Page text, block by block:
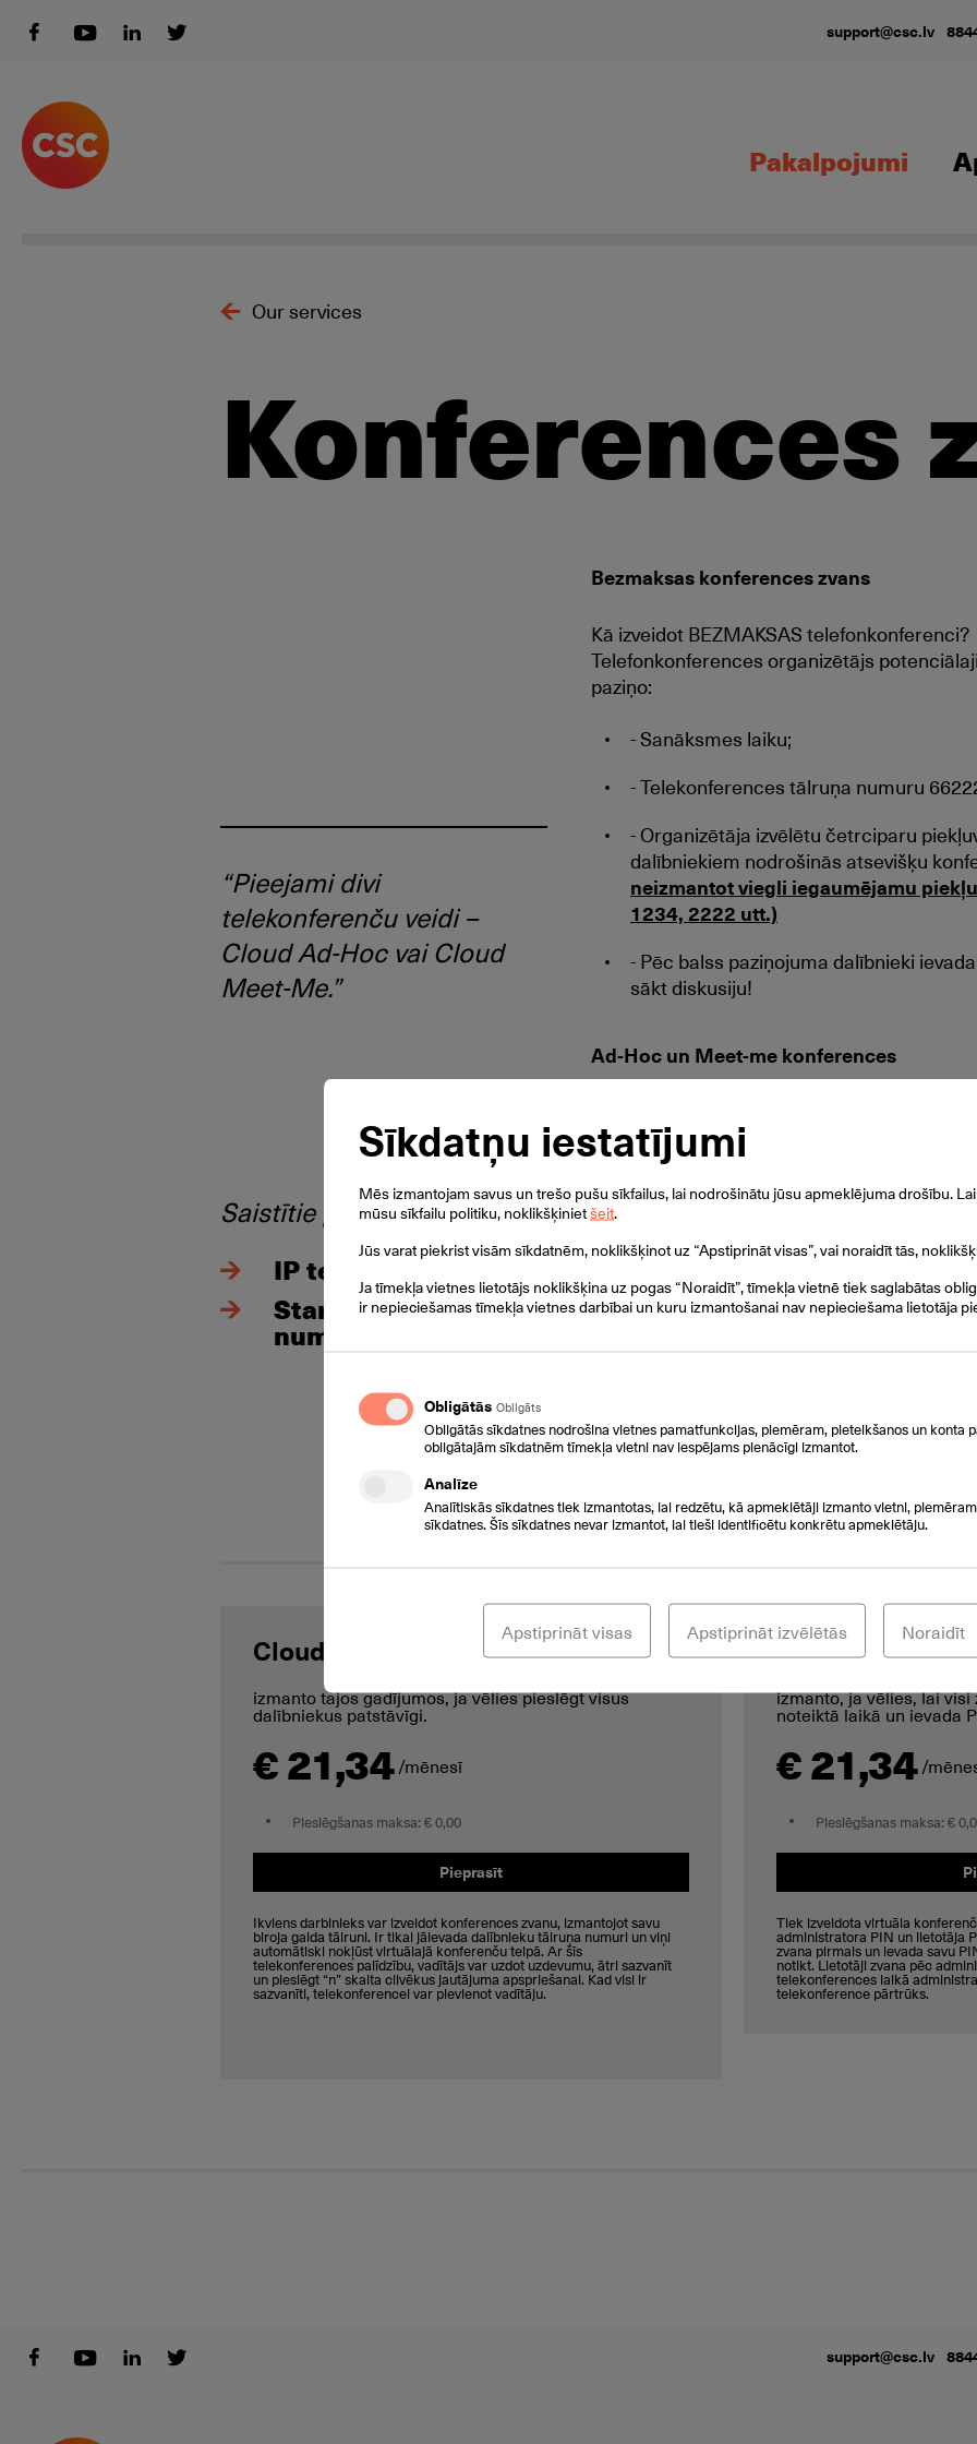
support@csc.lv
Pakalpojumi
Our services
Konferences
“Pieejami divi
telekonferenču veidi –
Cloud Ad-Hoc vai Cloud
Meet-Me.”
Saistītie pakalpojumi:
IP telefonija
Starptautiskie
numuri
Bezmaksas konferences zvans
Kā izveidot BEZMAKSAS telefonkonferenci?
Telefonkonferences organizētājs
paziņo:
- Sanāksmes laiku;
- Telekonferences tālruņa numuru
- Organizētāja izvēlētu četrciparu
dalībniekiem nodrošinās atsevišķu
neizmantot viegli iegaumējamu
1234, 2222 utt.)
- Pēc balss paziņojuma dalībnieki
sākt diskusiju!
Ad-Hoc un Meet-me konferences
Konferences zvans birojā ir viegli un ērti
veikt konferences un apspriest aktuālos
dažādās vietās. Ikviens dalībnieks var
biroja galda tālruni vai mobilo telefonu.
telekonferences, kurām var pieslēgties
Pievienojiet lietotājus no visas pasaules
Konferences zvans var apvienot
izmanto un valsts kurā tie atrodas.
Konferences dalībnieki var piedalīties
Cloud Conference – Ad-Hoc
izmanto tajos gadījumos, ja vēlies pieslēgt visus
dalībniekus patstāvīgi.
€ 21,34 /mēnesī
Pieslēgšanas maksa: € 0,00
Pieprasīt
Ikviens darbinieks var izveidot konferences zvanu, izmantojot savu
biroja galda tālruni. Ir tikai jāievada dalībnieku tālruņa numuri un viņi
automātiski nokļūst virtuālajā konferenču telpā. Ar šīs
telekonferences palīdzību, vadītājs var uzdot uzdevumu, ātri sazvanīt
un pieslēgt “n” skaita cilvēkus jautājuma apspriešanai. Kad visi ir
sazvanīti, telekonferencei var pievienot vadītāju.
Cloud
izmanto, ja vēlies, lai
noteiktā laikā un ievada
€ 21,34 /
Pieslēgšanas maksa: €
Tiek izveidota virtuāla
administratora PIN un lietotāja
zvana pirmais un ievada savu
notikt. Lietotāji zvana pēc
telekonferences laikā
telekonference pārtrūks.
support@csc.lv
Sīkdatņu iestatījumi
Mēs izmantojam savus un trešo pušu sīkfailus, lai nodrošinātu jūsu apmeklējuma drošību.
mūsu sīkfailu politiku, noklikšķinietšeit.
Jūs varat piekrist visām sīkdatnēm, noklikšķinot uz “Apstiprināt visas”, vai noraidīt tās,
Ja tīmekļa vietnes lietotājs noklikšķina uz pogas “Noraidīt”, tīmekļa vietnē tiek saglabātas
ir nepieciešamas tīmekļa vietnes darbībai un kuru izmantošanai nav nepieciešama lietotāja
Obligātās Obligāts
Obligātās sīkdatnes nodrošina vietnes pamatfunkcijas, piemēram, pieteikšanos un konta
obligātajām sīkdatnēm tīmekļa vietni nav iespējams pienācīgi izmantot.
Analīze
Analītiskās sīkdatnes tiek izmantotas, lai redzētu, kā apmeklētāji izmanto vietni,
sīkdatnes. Šīs sīkdatnes nevar izmantot, lai tieši identificētu konkrētu apmeklētāju.
Noraidīt
Apstiprināt izvēlētās
Apstiprināt visas